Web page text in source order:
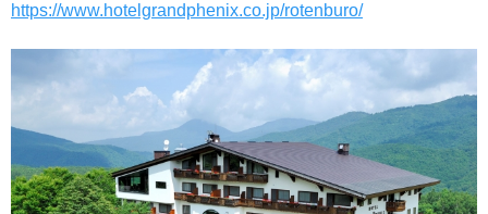
https://www.hotelgrandphenix.co.jp/rotenburo/